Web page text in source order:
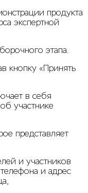
продукта
экспертной
этапа.
кнопку «Принять
в себя
участнике
представляет
и участников
и адрес